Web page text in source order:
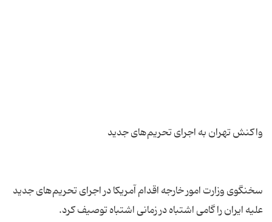
سخنگوی وزارت امور خارجه اقدام آمریکا در اجرای تحریم‌های جدید